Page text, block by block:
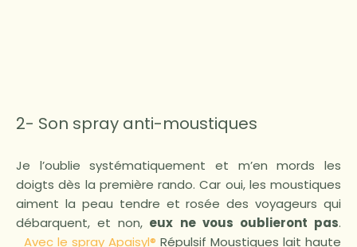
2- Son spray anti-moustiques
Je l’oublie systématiquement et m’en mords les
doigts dès la première rando. Car oui, les moustiques
aiment la peau tendre et rosée des voyageurs qui
débarquent, et non, eux ne vous oublieront pas.
Avec le spray Apaisyl® Répulsif Moustiques lait haute